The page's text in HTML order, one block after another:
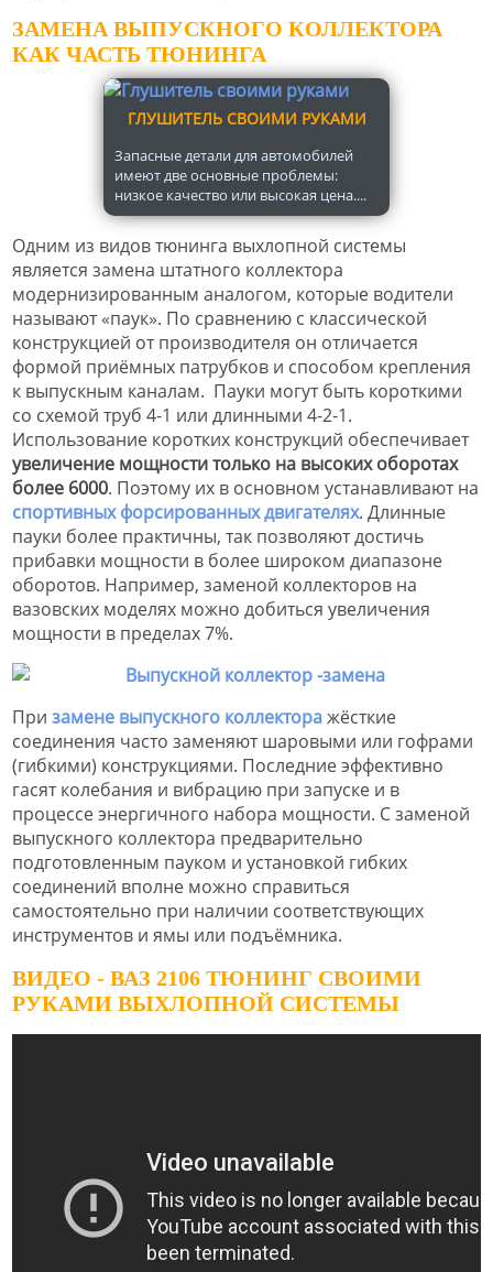
ЗАМЕНА ВЫПУСКНОГО КОЛЛЕКТОРА
КАК ЧАСТЬ ТЮНИНГА
ГЛУШИТЕЛЬ СВОИМИ РУКАМИ
Запасные детали для автомобилей
имеют две основные проблемы:
низкое качество или высокая цена....
Одним из видов тюнинга выхлопной системы
является замена штатного коллектора
модернизированным аналогом, которые водители
называют «паук». По сравнению с классической
конструкцией от производителя он отличается
формой приёмных патрубков и способом крепления
к выпускным каналам. Пауки могут быть короткими
со схемой труб 4-1 или длинными 4-2-1.
Использование коротких конструкций обеспечивает
увеличение мощности только на высоких оборотах
более 6000. Поэтому их в основном устанавливают на
спортивных форсированных двигателях. Длинные
пауки более практичны, так позволяют достичь
прибавки мощности в более широком диапазоне
оборотов. Например, заменой коллекторов на
вазовских моделях можно добиться увеличения
мощности в пределах 7%.
При замене выпускного коллекторажёсткие
соединения часто заменяют шаровыми или гофрами
(гибкими) конструкциями. Последние эффективно
гасят колебания и вибрацию при запуске и в
процессе энергичного набора мощности. С заменой
выпускного коллектора предварительно
подготовленным пауком и установкой гибких
соединений вполне можно справиться
самостоятельно при наличии соответствующих
инструментов и ямы или подъёмника.
ВИДЕО - ВАЗ 2106 ТЮНИНГ СВОИМИ
РУКАМИ ВЫХЛОПНОЙ СИСТЕМЫ